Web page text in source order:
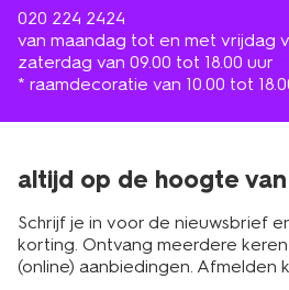
020 224 2424
van maandag tot en met vrijdag
zaterdag van 09.00 tot 18.00 uur
* raamdecoratie van 10.00 tot
altijd op de hoogte
Schrijf je in voor de nieuwsbrief
korting. Ontvang meerdere
(online) aanbiedingen. Afmelden